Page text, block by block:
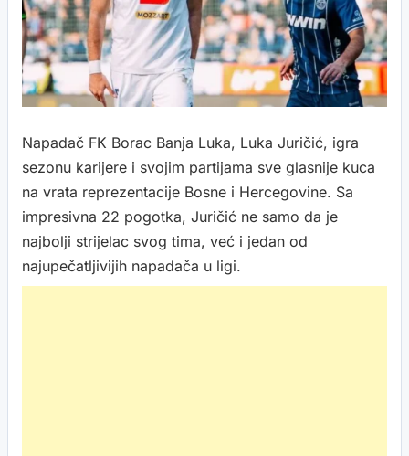
Napadač FK Borac Banja Luka, Luka Juričić, igra
sezonu karijere i svojim partijama sve glasnije kuca
na vrata reprezentacije Bosne i Hercegovine. Sa
impresivna 22 pogotka, Juričić ne samo da je
najbolji strijelac svog tima, već i jedan od
najupečatljivijih napadača u ligi.